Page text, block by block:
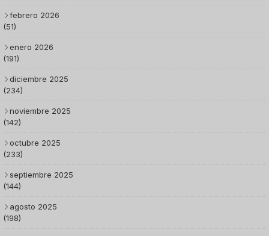
febrero 2026
(51)
enero 2026
(191)
diciembre 2025
(234)
noviembre 2025
(142)
octubre 2025
(233)
septiembre 2025
(144)
agosto 2025
(198)